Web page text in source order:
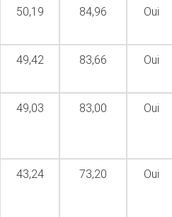
50,19 84,96 Oui
49,42 83,66 Oui
49,03 83,00 Oui
43,24 73,20 Oui